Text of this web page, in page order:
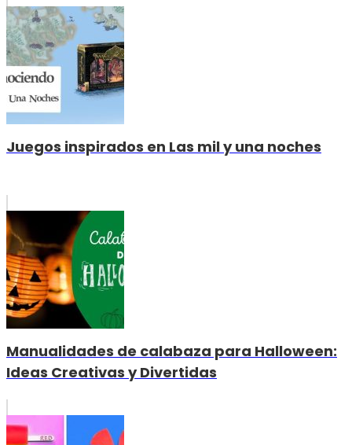
Juegos inspirados en Las mil y una noches
Manualidades de calabaza para Halloween:
Ideas Creativas y Divertidas